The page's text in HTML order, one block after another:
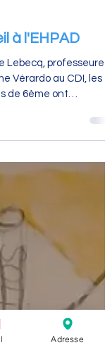
de 6ème ont
illustré des cartes
ce projet.
ensuite
les élèves en ces
ont été touchés et
Adresse